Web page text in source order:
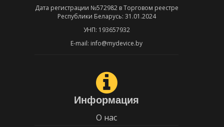
Дата регистрации №572982 в Торговом реестре
Республики Беларусь: 31.01.2024
УНП: 193657932
E-mail: info@mydevice.by
Информация
О нас